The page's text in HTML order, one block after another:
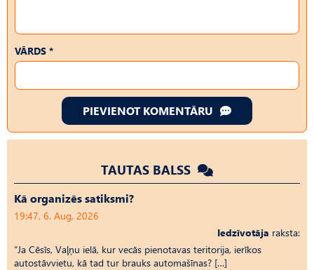
VĀRDS *
PIEVIENOT KOMENTĀRU
TAUTAS BALSS
Kā organizēs satiksmi?
19:47, 6. Aug, 2026
Iedzīvotāja raksta:
“Ja Cēsīs, Vaļņu ielā, kur vecās pienotavas teritorija, ierīkos
autostāvvietu, kā tad tur brauks automašīnas? […]